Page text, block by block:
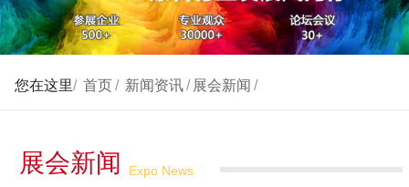
您在这里/ 首页 / 新闻资讯 / 展会新闻 /
展会新闻 Expo News